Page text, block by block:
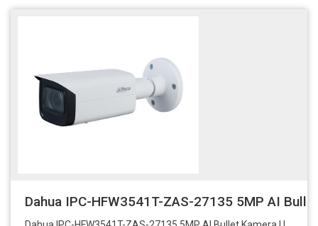
Dahua IPC-HFW3541T-ZAS-27135 5MP AI